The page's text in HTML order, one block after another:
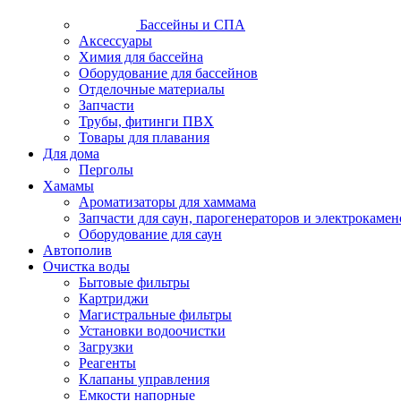
Бассейны и СПА
Аксессуары
Химия для бассейна
Оборудование для бассейнов
Отделочные материалы
Запчасти
Трубы, фитинги ПВХ
Товары для плавания
Для дома
Перголы
Хамамы
Ароматизаторы для хаммама
Запчасти для саун, парогенераторов и
Оборудование для саун
Автополив
Очистка воды
Бытовые фильтры
Картриджи
Магистральные фильтры
Установки водоочистки
Загрузки
Реагенты
Клапаны управления
Емкости напорные